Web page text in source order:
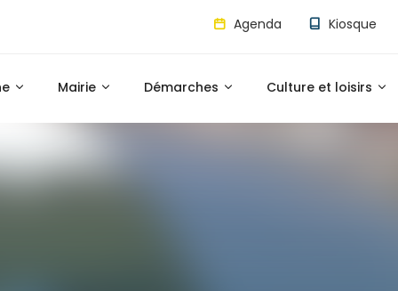
Agenda Kiosque
Mairie Démarches Culture et loisirs